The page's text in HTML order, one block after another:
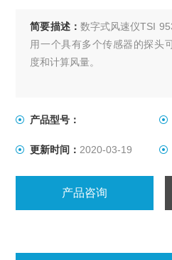
简要描述： 数字式风速仪TSI
用一个具有多个传感器的探头
度和计算风量。
产品型号：
更新时间： 2020-03-19
产品咨询